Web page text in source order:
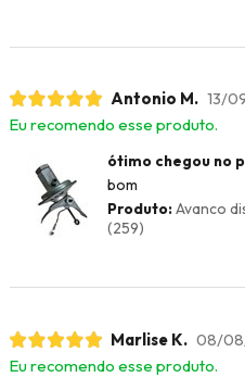
Antonio M. 13/
Eu recomendo esse produto.
ótimo chegou no
bom
Produto:Avanco
(259)
Marlise K. 08/
Eu recomendo esse produto.